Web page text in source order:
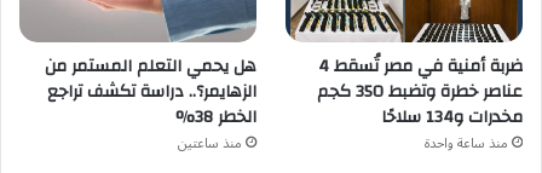
ضربة أمنية في مصر تُسقط 4
عناصر خطرة وتضبط 350 كجم
مخدرات و134 سلاحًا
منذ ساعة واحدة
هل يحمي التعلم المستمر من
الزهايمر؟.. دراسة تكشف تراجع
الخطر 38%
منذ ساعتين